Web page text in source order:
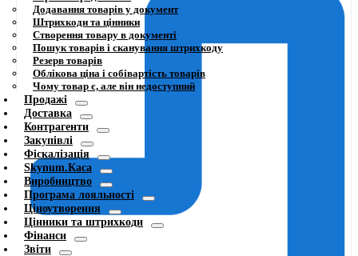
Додавання товарів у документ
Штрихкоди та цінники
Створення товару в документі
Пошук товарів і сканування штрихкоду
Резерв товарів
Облікова ціна і собівартість товарів
Чому товар є, але він недоступний
Продажі
Доставка
Контрагенти
Закупівлі
Фіскалізація
Skynum.Каса
Виробництво
Програма лояльності
Ціноутворення
Цінники та штрихкоди
Фінанси
Звіти